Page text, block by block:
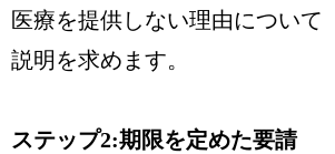
医療を提供しない理由について
説明を求めます。
ステップ2:期限を定めた要請